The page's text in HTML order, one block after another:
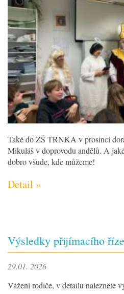
Také do ZŠ TRNKA v prosinci
Mikuláš v doprovodu andělů. A
dobro všude, kde můžeme!
Detail »
Výsledky přijímacího
29.01. 2026
Vážení rodiče, v detailu naleznete